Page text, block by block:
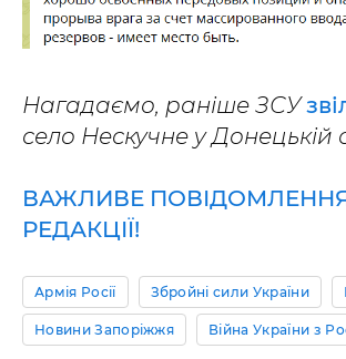
Нагадаємо, раніше ЗСУ
село Нескучне у Донецькій
ВАЖЛИВЕ
РЕДАКЦІЇ!
Армія Росії Збройні сили України
Новини Запоріжжя Війна України з